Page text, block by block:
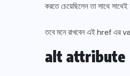
করতে চেয়েছিলেন তা সাথে সাথেই
তবে মনে রাখবেন এই href
alt attribute